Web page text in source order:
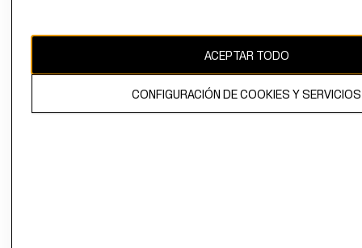
El contenido de esta página web está protegido por copyright y es
propiedad de H&M Hennes & Mauritz AB.ACEPTAR TODO
CONFIGURACIÓN DE COOKIES Y SERVICIOS